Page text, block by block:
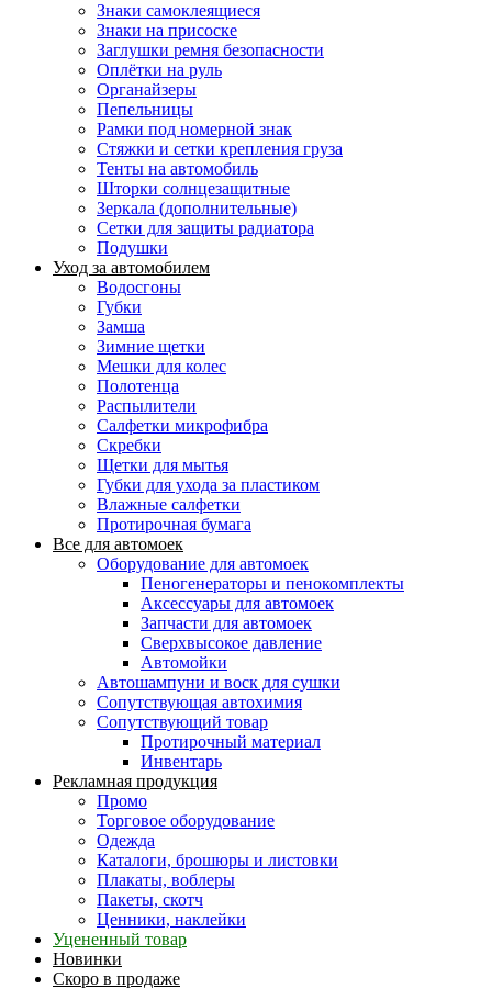
Знаки самоклеящиеся
Знаки на присоске
Заглушки ремня безопасности
Оплётки на руль
Органайзеры
Пепельницы
Рамки под номерной знак
Стяжки и сетки крепления груза
Тенты на автомобиль
Шторки солнцезащитные
Зеркала (дополнительные)
Сетки для защиты радиатора
Подушки
Уход за автомобилем
Водосгоны
Губки
Замша
Зимние щетки
Мешки для колес
Полотенца
Распылители
Салфетки микрофибра
Скребки
Щетки для мытья
Губки для ухода за пластиком
Влажные салфетки
Протирочная бумага
Все для автомоек
Оборудование для автомоек
Пеногенераторы и пенокомплекты
Аксессуары для автомоек
Запчасти для автомоек
Сверхвысокое давление
Автомойки
Автошампуни и воск для сушки
Сопутствующая автохимия
Сопутствующий товар
Протирочный материал
Инвентарь
Рекламная продукция
Промо
Торговое оборудование
Одежда
Каталоги, брошюры и листовки
Плакаты, воблеры
Пакеты, скотч
Ценники, наклейки
Уцененный товар
Новинки
Скоро в продаже